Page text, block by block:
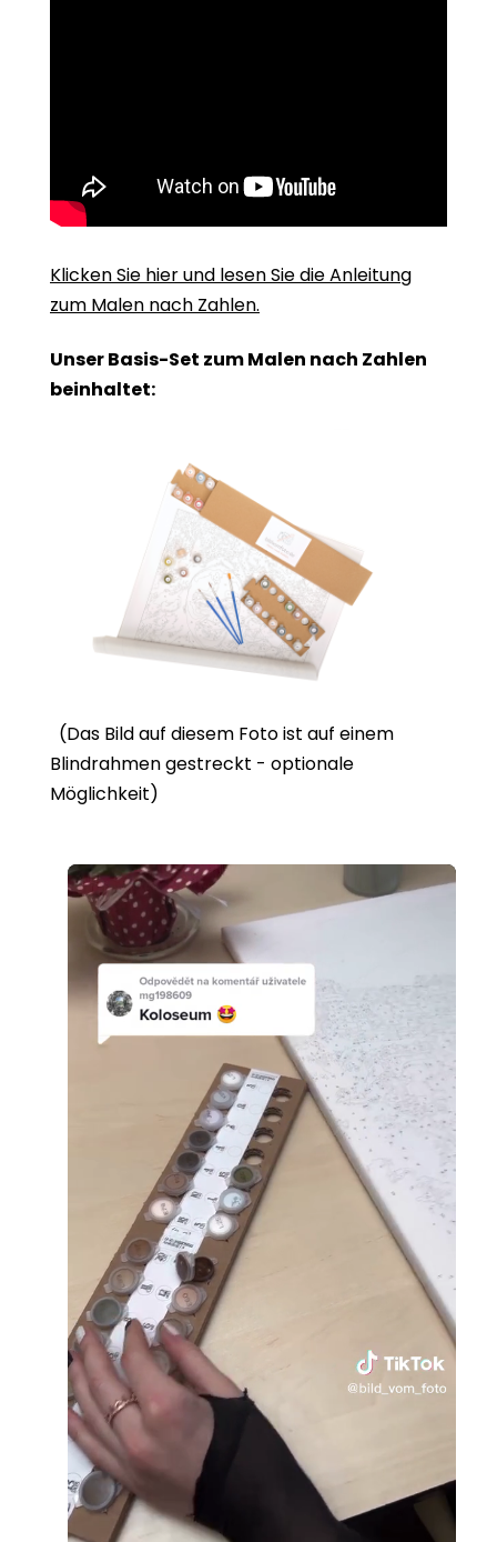
Klicken Sie hier und lesen Sie die Anleitung
zum Malen nach Zahlen.
Unser Basis-Set zum Malen nach Zahlen
beinhaltet:
(Das Bild auf diesem Foto ist auf einem
Blindrahmen gestreckt - optionale
Möglichkeit)